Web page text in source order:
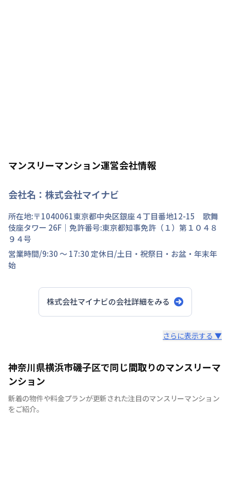
マンスリーマンション運営会社情報
会社名： 株式会社マイナビ
所在地:〒1040061東京都中央区銀座４丁目番地12-15 歌舞
伎座タワー 26F ｜免許番号:東京都知事免許（１）第１０４８
９４号
営業時間/9:30 ～ 17:30 定休日/土日・祝祭日・お盆・年末年
始
株式会社マイナビの会社詳細をみる
快適で安心な住まいをご提供。入居者様の住み心地と健康
を考え、専門部隊がお部屋を厳選！入居者満足度97％！
さらに表示する ▼
神奈川県横浜市磯子区で同じ間取りのマンスリーマ
ンション
新着の物件や料金プランが更新された注目のマンスリーマンション
をご紹介。